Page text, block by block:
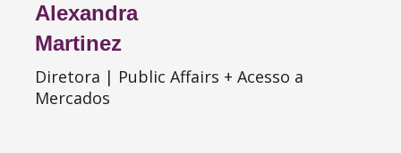
Alexandra
Martinez
Diretora | Public Affairs + Acesso a
Mercados